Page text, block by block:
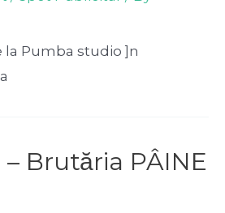
Pumba studio ]n
Brutăria PÂINE